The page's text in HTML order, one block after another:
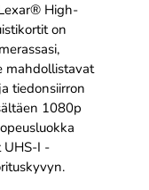
High-
on
mahdollistavat
tiedonsiirron
1080p
UHS-I -